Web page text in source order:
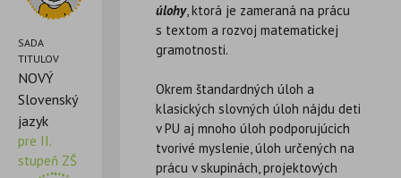
SADA
TITULOV
NOVÝ
Slovenský
jazyk
pre II.
stupeň ZŠ
úlohy, ktorá je zameraná na prácu
s textom a rozvoj matematickej
gramotnosti.
Okrem štandardných úloh a
klasických slovných úloh nájdu deti
v PU aj mnoho úloh podporujúcich
tvorivé myslenie, úloh určených na
prácu v skupinách, projektových